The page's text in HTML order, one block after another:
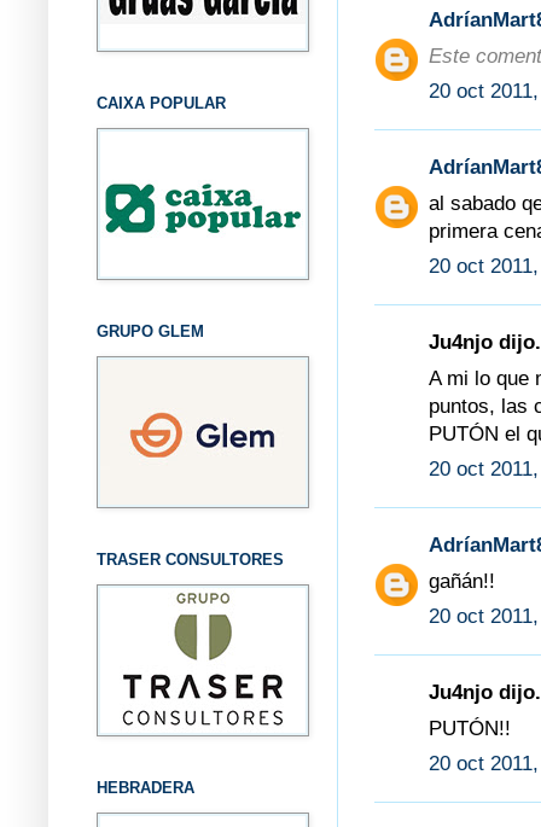
Este
20 oct
al sabado
primera
20 oct
Ju4njo
A mi lo que
puntos, las
PUTÓN el
20 oct
gañán!!
20 oct
Ju4njo
PUTÓN!!
20 oct
CAIXA POPULAR
GRUPO GLEM
TRASER CONSULTORES
HEBRADERA